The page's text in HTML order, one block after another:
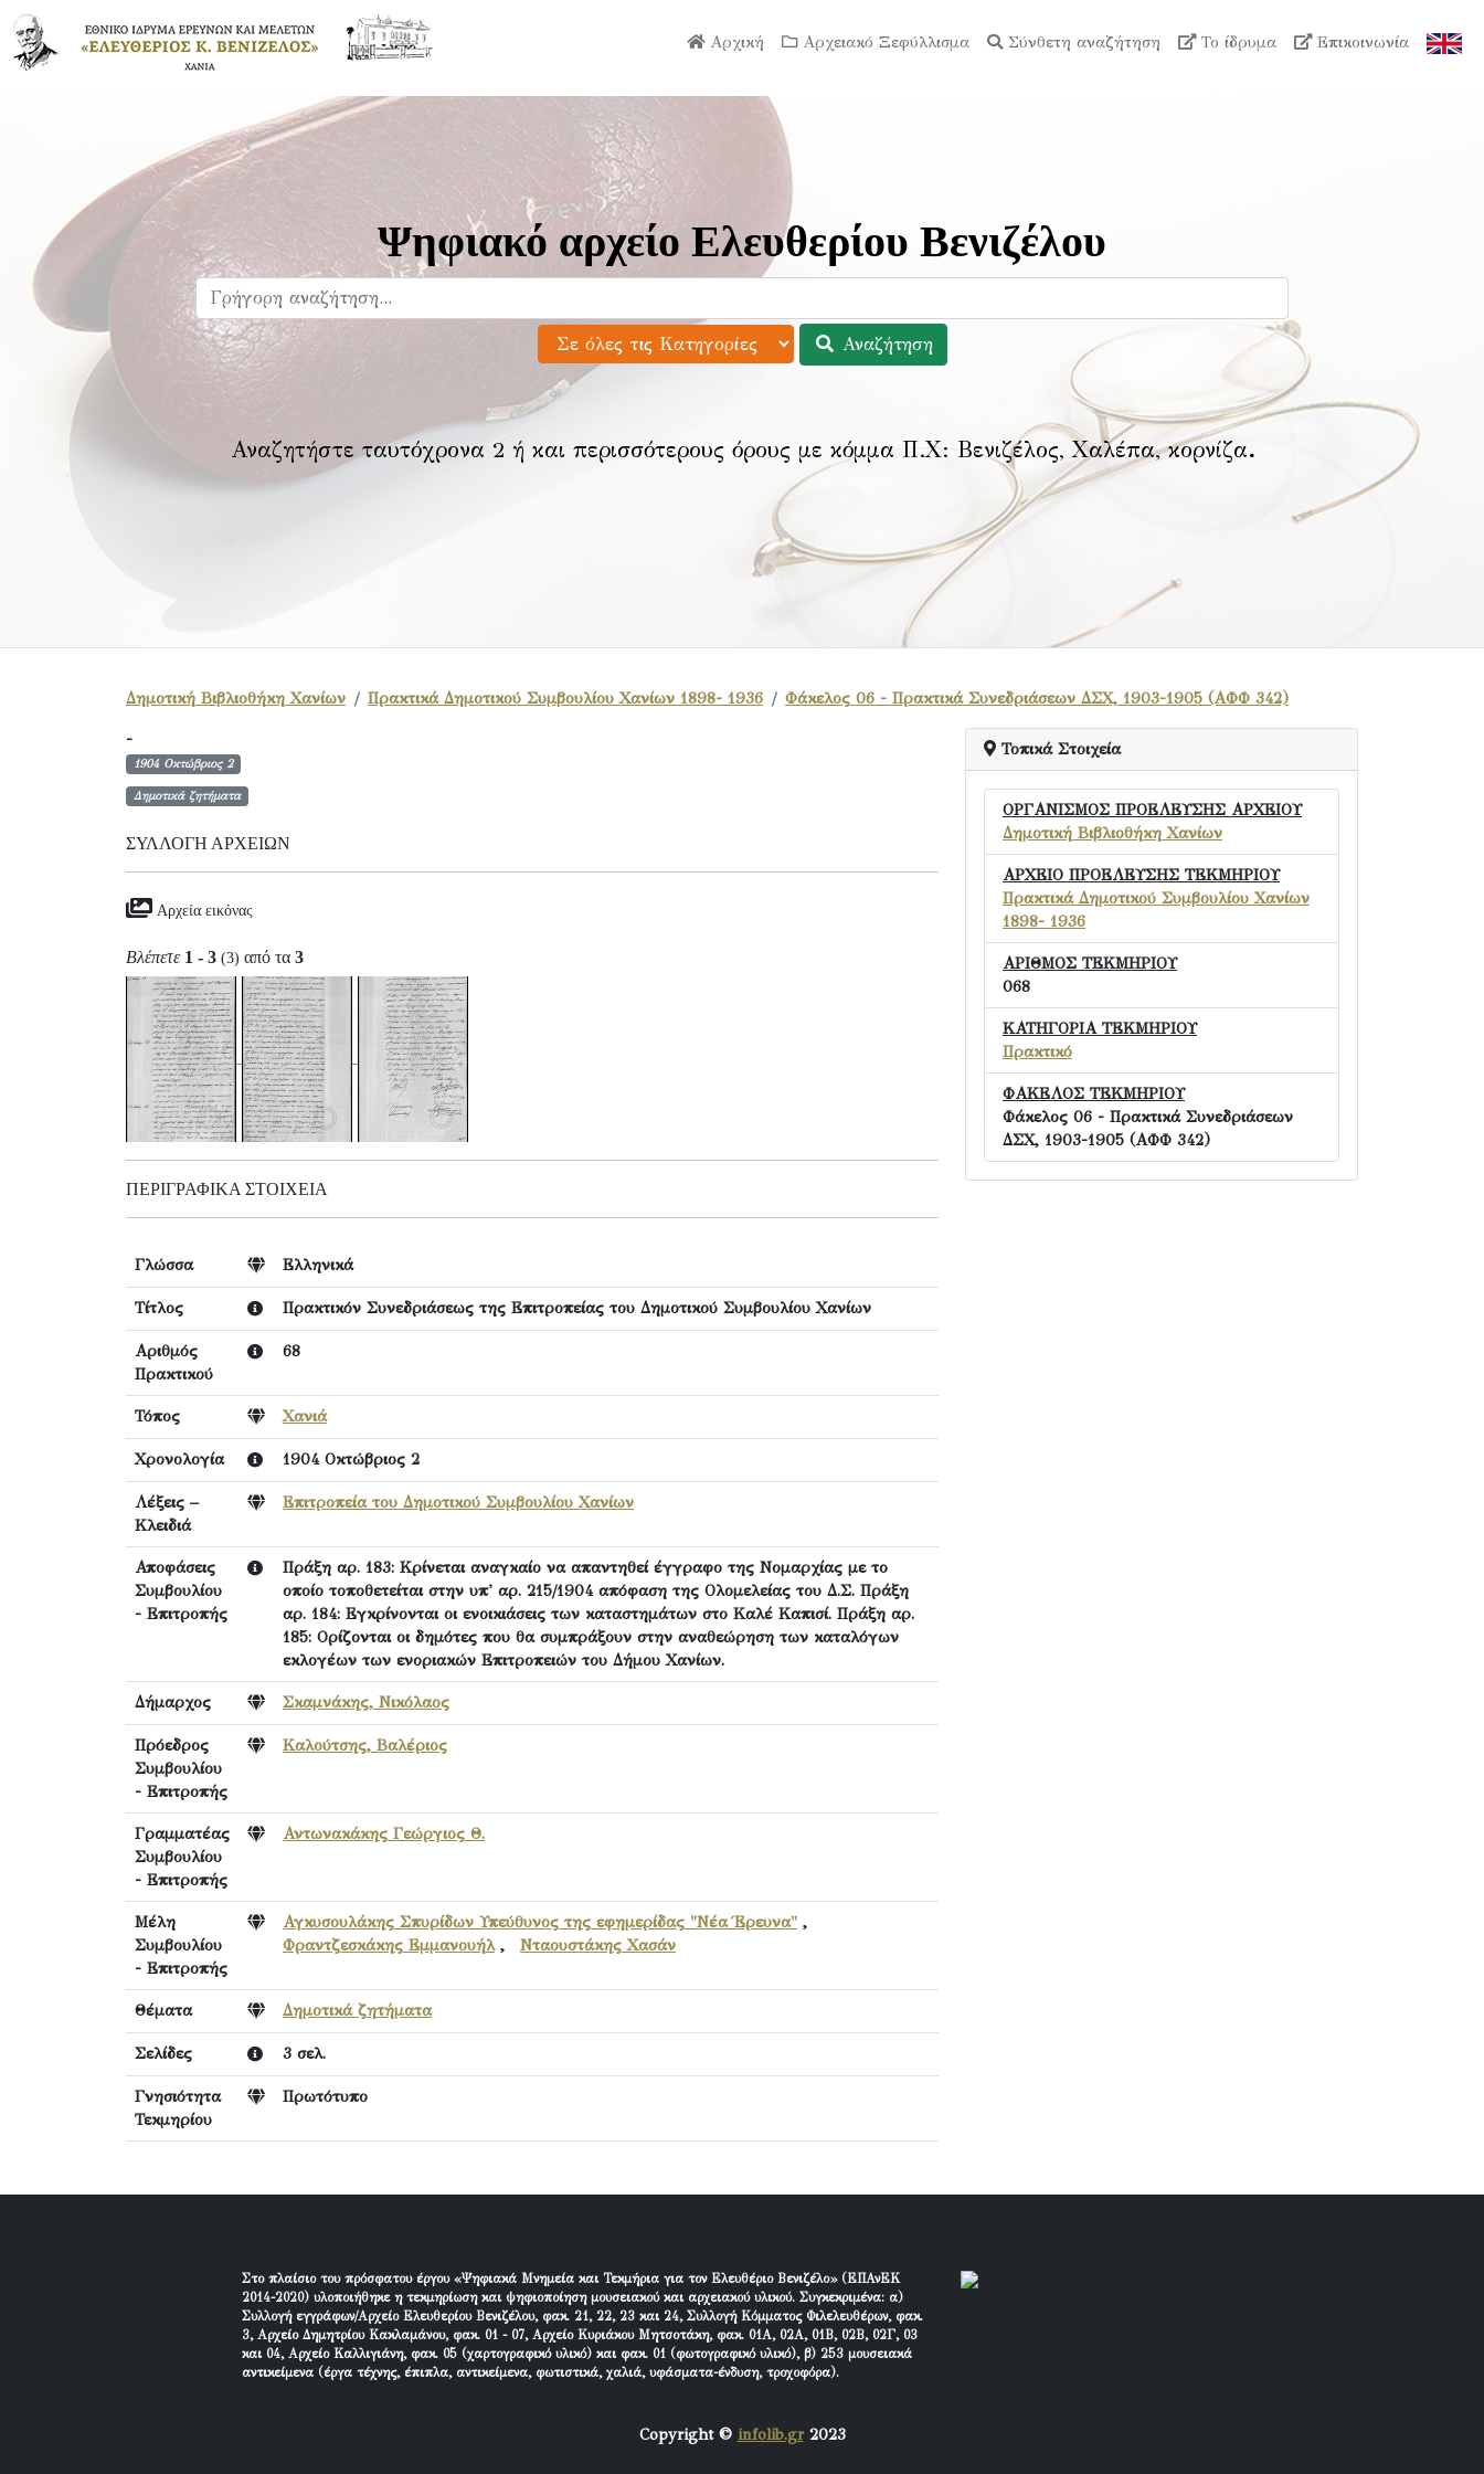
Αρχική Αρχειακό Ξεφύλλισμα Σύνθετη αναζήτηση Το ίδρυμα Επικοινωνία
Ψηφιακό αρχείο Ελευθερίου Βενιζέλου
Αναζήτηση
Αναζητήστε ταυτόχρονα 2 ή και περισσότερους όρους με κόμμα Π.Χ: Βενιζέλος, Χαλέπα, κορνίζα.
Δημοτική Βιβλιοθήκη Χανίων Πρακτικά Δημοτικού Συμβουλίου Χανίων 1898- 1936 Φάκελος 06 - Πρακτικά Συνεδριάσεων ΔΣΧ, 1903-1905 (ΑΦΦ 342)
-
1904 Οκτώβριος 2
Δημοτικά ζητήματα
ΣΥΛΛΟΓΉ ΑΡΧΕΊΩΝ
Αρχεία εικόνας
Βλέπετε 1 - 3 (3) από τα 3
ΠΕΡΙΓΡΑΦΙΚΆ ΣΤΟΙΧΕΊΑ
Γλώσσα Ελληνικά
Τίτλος Πρακτικόν Συνεδριάσεως της Επιτροπείας του Δημοτικού Συμβουλίου Χανίων
Αριθμός
Πρακτικού
68
Τόπος Χανιά
Χρονολογία 1904 Οκτώβριος 2
Λέξεις –
Κλειδιά
Επιτροπεία του Δημοτικού Συμβουλίου Χανίων
Αποφάσεις
Συμβουλίου
- Επιτροπής
Πράξη αρ. 183: Κρίνεται αναγκαίο να απαντηθεί έγγραφο της Νομαρχίας με το
οποίο τοποθετείται στην υπ' αρ. 215/1904 απόφαση της Ολομελείας του Δ.Σ. Πράξη
αρ. 184: Εγκρίνονται οι ενοικιάσεις των καταστημάτων στο Καλέ Καπισί. Πράξη αρ.
185: Ορίζονται οι δημότες που θα συμπράξουν στην αναθεώρηση των καταλόγων
εκλογέων των ενοριακών Επιτροπειών του Δήμου Χανίων.
Δήμαρχος Σκαμνάκης, Νικόλαος
Πρόεδρος
Συμβουλίου
- Επιτροπής
Καλούτσης, Βαλέριος
Γραμματέας
Συμβουλίου
- Επιτροπής
Αντωνακάκης Γεώργιος Θ.
Μέλη
Συμβουλίου
- Επιτροπής
Αγκυσουλάκης Σπυρίδων Υπεύθυνος της εφημερίδας "Νέα Έρευνα" ,
Φραντζεσκάκης Εμμανουήλ, Νταουστάκης Χασάν
Θέματα Δημοτικά ζητήματα
Σελίδες 3 σελ.
Γνησιότητα
Τεκμηρίου
Πρωτότυπο
Τοπικά Στοιχεία
ΟΡΓΑΝΙΣΜΟΣ ΠΡΟΕΛΕΥΣΗΣ ΑΡΧΕΙΟΥ
Δημοτική Βιβλιοθήκη Χανίων
ΑΡΧΕΙΟ ΠΡΟΕΛΕΥΣΗΣ ΤΕΚΜΗΡΙΟΥ
Πρακτικά Δημοτικού Συμβουλίου Χανίων
1898- 1936
ΑΡΙΘΜΟΣ ΤΕΚΜΗΡΙΟΥ
068
ΚΑΤΗΓΟΡΙΑ ΤΕΚΜΗΡΙΟΥ
Πρακτικό
ΦΑΚΕΛΟΣ ΤΕΚΜΗΡΙΟΥ
Φάκελος 06 - Πρακτικά Συνεδριάσεων
ΔΣΧ, 1903-1905 (ΑΦΦ 342)
Στο πλαίσιο του πρόσφατου έργου «Ψηφιακά Μνημεία και Τεκμήρια για τον Ελευθέριο Βενιζέλο» (ΕΠΑνΕΚ
2014-2020) υλοποιήθηκε η τεκμηρίωση και ψηφιοποίηση μουσειακού και αρχειακού υλικού. Συγκεκριμένα: α)
Συλλογή εγγράφων/Αρχείο Ελευθερίου Βενιζέλου, φακ. 21, 22, 23 και 24, Συλλογή Κόμματος Φιλελευθέρων, φακ.
3, Αρχείο Δημητρίου Κακλαμάνου, φακ. 01 - 07, Αρχείο Κυριάκου Μητσοτάκη, φακ. 01Α, 02Α, 01Β, 02Β, 02Γ, 03
και 04, Αρχείο Καλλιγιάνη, φακ. 05 (χαρτογραφικό υλικό) και φακ. 01 (φωτογραφικό υλικό), β) 253 μουσειακά
αντικείμενα (έργα τέχνης, έπιπλα, αντικείμενα, φωτιστικά, χαλιά, υφάσματα-ένδυση, τροχοφόρα).
Copyright © infolib.gr2023